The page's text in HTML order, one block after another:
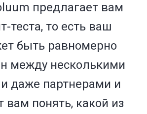
предлагает вам
теста, то есть ваш
быть равномерно
между несколькими
даже партнерами и
вам понять, какой из